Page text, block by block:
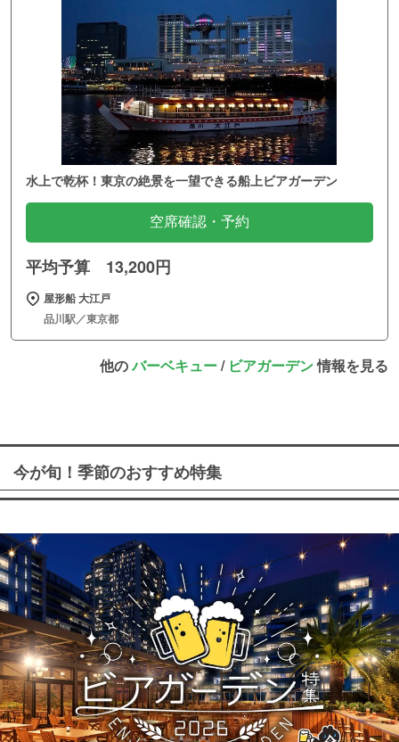
水上で乾杯！東京の絶景を一望できる船上ビアガーデン
空席確認・予約
平均予算 13,200円
屋形船 大江戸
品川駅／東京都
他のバーベキュー/ ビアガーデン情報を見る
今が旬！季節のおすすめ特集